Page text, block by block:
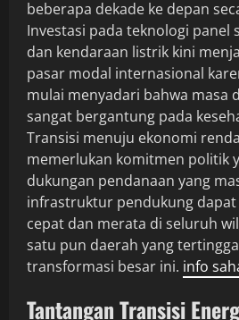
beberapa dekade ke depan
Investasi pada teknologi panel
dan kendaraan listrik kini
pasar modal internasional
mulai menyadari bahwa masa
sangat bergantung pada
Transisi menuju ekonomi
memerlukan komitmen politik
dukungan pendanaan yang
infrastruktur pendukung
cepat dan merata di seluruh
satu pun daerah yang
transformasi besar ini. info
Tantangan Transisi